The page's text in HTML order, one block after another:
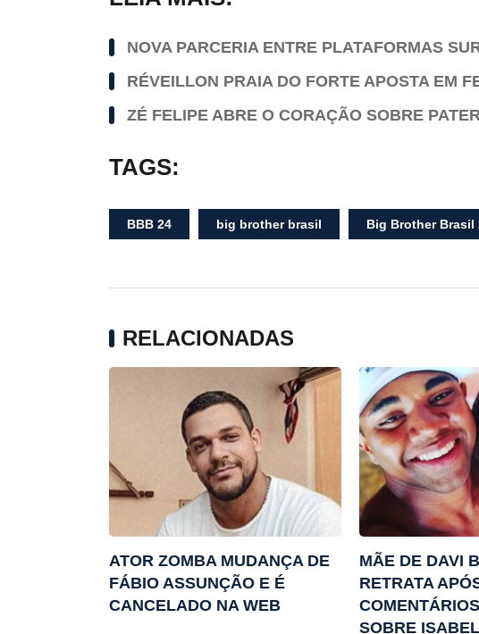
NOVA PARCERIA ENTRE PLATAFORMAS
RÉVEILLON PRAIA DO FORTE APOSTA EM
ZÉ FELIPE ABRE O CORAÇÃO SOBRE
TAGS:
BBB 24 big brother brasil Big Brother Brasil
RELACIONADAS
ATOR ZOMBA MUDANÇA DE
FÁBIO ASSUNÇÃO E É
CANCELADO NA WEB
MÃE DE DAVI
RETRATA
SOBRE